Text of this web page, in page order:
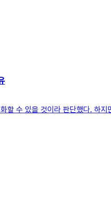
할 수 있을 것이라 판단했다. 하